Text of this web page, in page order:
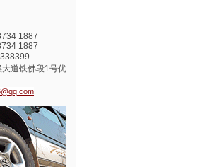
1887
1887
道铁佛段1号优